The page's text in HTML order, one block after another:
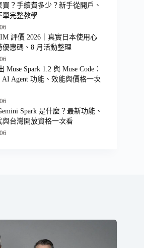
買？手續費多少？新手從開戶、
單完整教學
評價 2026｜真實日本使用心
優惠碼、8 月活動整理
Muse Spark 1.2 與 Muse Code：
AI Agent 功能、效能與價格一次
Spark 是什麼？最新功能、
與台灣開放資格一次看